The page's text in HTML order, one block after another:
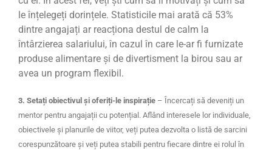
le înțelegeți dorințele. Statisticile mai arată că 53%
dintre angajați ar reacționa destul de calm la
întârzierea salariului, în cazul în care le-ar fi furnizate
produse alimentare și de divertisment la birou sau ar
avea un program flexibil.
3. Setați obiectivul și oferiți-le inspirație – Încercați să deveniți un
mentor pentru angajații cu potențial. Aflând interesele lor individuale,
obiectivele și planurile de viitor, veți putea dezvolta o listă de sarcini
corespunzătoare și veți putea stabili pentru fiecare dintre ei rolul în